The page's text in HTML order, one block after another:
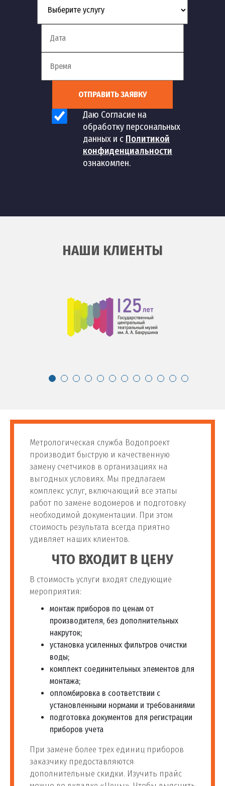
ОТПРАВИТЬ ЗАЯВКУ
Даю Согласие на
обработку персональных
данных и с Политикой
конфиденциальности
ознакомлен.
НАШИ КЛИЕНТЫ
Метрологическая служба Водопроект
производит быструю и качественную
замену счетчиков в организациях на
выгодных условиях. Мы предлагаем
комплекс услуг, включающий все этапы
работ по замене водомеров и подготовку
необходимой документации. При этом
стоимость результата всегда приятно
удивляет наших клиентов.
ЧТО ВХОДИТ В ЦЕНУ
В стоимость услуги входят следующие
мероприятия:
монтаж приборов по ценам от
производителя, без дополнительных
накруток;
установка усиленных фильтров очистки
воды;
комплект соединительных элементов для
монтажа;
опломбировка в соответствии с
установленными нормами и требованиями
подготовка документов для регистрации
приборов учета
При замене более трех единиц приборов
заказчику предоставляются
дополнительные скидки. Изучить прайс